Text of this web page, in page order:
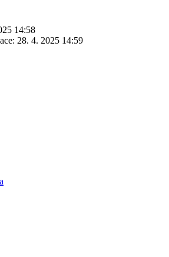
14:58
28. 4. 2025 14:59